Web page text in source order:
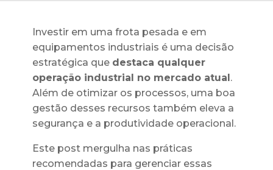
Investir em uma frota pesada e em
equipamentos industriais é uma decisão
estratégica que destaca qualquer
operação industrial no mercado atual.
Além de otimizar os processos, uma boa
gestão desses recursos também eleva a
segurança e a produtividade operacional.
Este post mergulha nas práticas
recomendadas para gerenciar essas